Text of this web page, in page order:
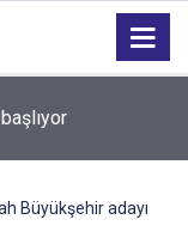
Büyükşehir adayı